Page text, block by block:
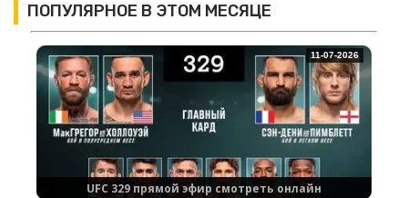
ПОПУЛЯРНОЕ В ЭТОМ МЕСЯЦЕ
UFC 329 прямой эфир смотреть онлайн
11-07-2026